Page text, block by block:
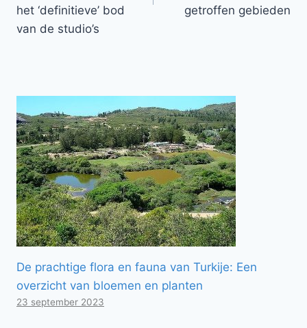
het ‘definitieve’ bod
van de studio’s
getroffen gebieden
De prachtige flora en fauna van Turkije: Een
overzicht van bloemen en planten
23 september 2023